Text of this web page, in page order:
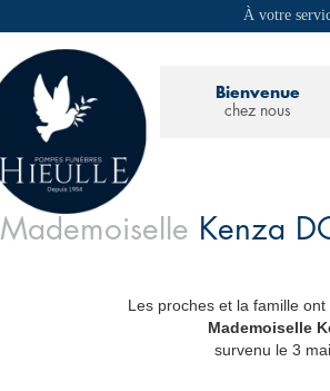
À votre
Bienvenue
chez nous
Mademoiselle Kenza
Les proches et la famille
Mademoiselle
survenu le 3